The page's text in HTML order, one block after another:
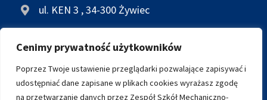
Cenimy prywatność użytkowników
Poprzez Twoje ustawienie przeglądarki pozwalające zapisywać i
udostępniać dane zapisane w plikach cookies wyrażasz zgodę
na przetwarzanie danych przez Zespół Szkół Mechaniczno-
ul. KEN 3 , 34-300 Żywiec